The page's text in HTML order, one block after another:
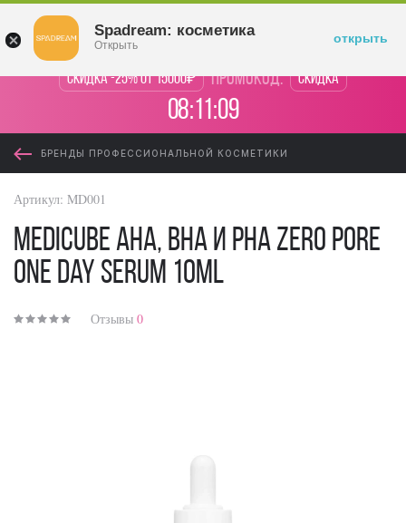
Скидка -25% от 15000₽ промокод: Скидка
08:11:08
БРЕНДЫ ПРОФЕССИОНАЛЬНОЙ КОСМЕТИКИ
Артикул: MD001
Medicube AHA, BHA и PHA Zero Pore
One Day Serum 10ml
Отзывы 0
Spadream: косметика
Открыть открыть